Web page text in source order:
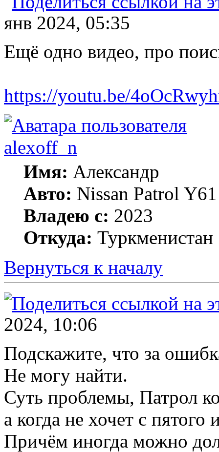
янв 2024, 05:35
Ещё одно видео, про
https://youtu.be/
alexoff_n
Имя: Александр
Авто: Nissan Patrol
Владею с: 2023
Откуда: Туркменистан
Вернуться к началу
2024, 10:06
Подскажите, что за
Не могу найти.
Суть проблемы, Патрол
а когда не хочет с пятого
Причём иногда можно